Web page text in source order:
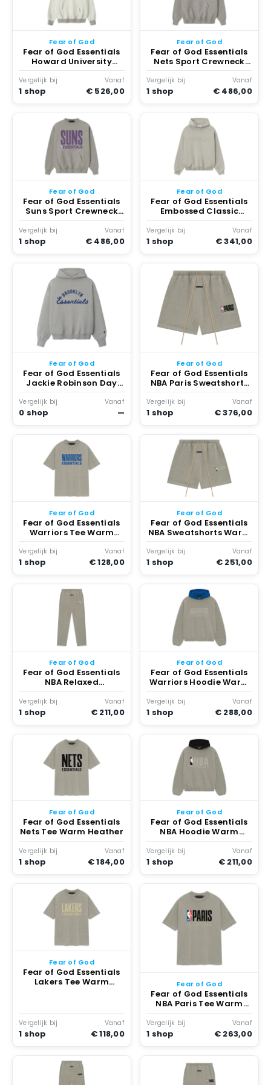
Fear of God
Fear of God Essentials
Howard University
Sport Hoodie Warm
Heather
Vergelijk bij
1 shop
Vanaf
€ 526,00
Fear of God
Fear of God Essentials
Nets Sport Crewneck
Warm Heather
Vergelijk bij
1 shop
Vanaf
€ 486,00
Fear of God
Fear of God Essentials
Suns Sport Crewneck
Warm Heather
Vergelijk bij
1 shop
Vanaf
€ 486,00
Fear of God
Fear of God Essentials
Embossed Classic
Fleece Hoodie Warm
Heather
Vergelijk bij
1 shop
Vanaf
€ 341,00
Fear of God
Fear of God Essentials
Jackie Robinson Day
Merch Hoodie Warm
Heather
Vergelijk bij
0 shop
Vanaf
—
Fear of God
Fear of God Essentials
NBA Paris Sweatshorts
Warm Heather
Vergelijk bij
1 shop
Vanaf
€ 376,00
Fear of God
Fear of God Essentials
Warriors Tee Warm
Heather
Vergelijk bij
1 shop
Vanaf
€ 128,00
Fear of God
Fear of God Essentials
NBA Sweatshorts Warm
Heather
Vergelijk bij
1 shop
Vanaf
€ 251,00
Fear of God
Fear of God Essentials
NBA Relaxed
Sweatpants Warm
Heather
Vergelijk bij
1 shop
Vanaf
€ 211,00
Fear of God
Fear of God Essentials
Warriors Hoodie Warm
Heather
Vergelijk bij
1 shop
Vanaf
€ 288,00
Fear of God
Fear of God Essentials
Nets Tee Warm Heather
Vergelijk bij
1 shop
Vanaf
€ 184,00
Fear of God
Fear of God Essentials
NBA Hoodie Warm
Heather Zwart
Vergelijk bij
1 shop
Vanaf
€ 211,00
Fear of God
Fear of God Essentials
Lakers Tee Warm
Vergelijk bij
1 shop
Vanaf
€ 118,00
Fear of God
Fear of God Essentials
NBA Paris Tee Warm
Heather
Vergelijk bij
1 shop
Vanaf
€ 263,00